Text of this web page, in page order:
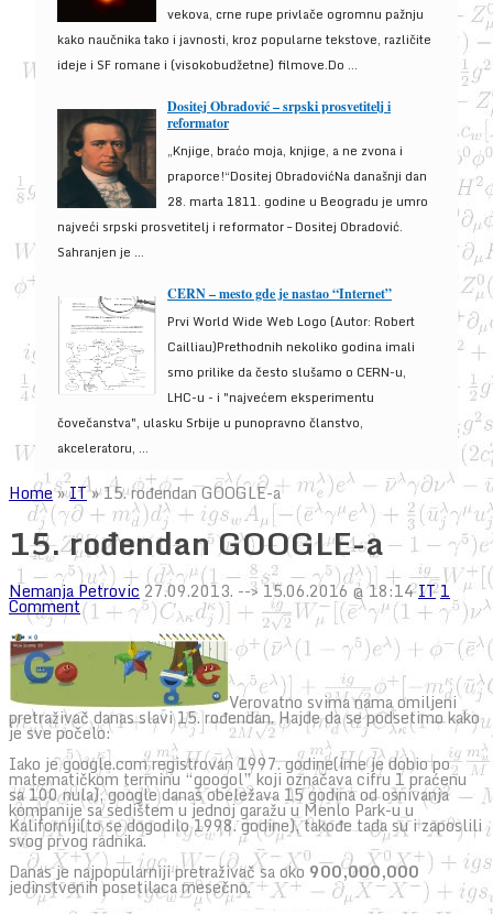
vekova, crne rupe privlače ogromnu pažnju
kako naučnika tako i javnosti, kroz popularne tekstove, različite
ideje i SF romane i (visokobudžetne) filmove.Do ...
Dositej Obradović – srpski prosvetitelj i
reformator
„Knjige, braćo moja, knjige, a ne zvona i
praporce!“Dositej ObradovićNa današnji dan
28. marta 1811. godine u Beogradu je umro
najveći srpski prosvetitelj i reformator – Dositej Obradović.
Sahranjen je ...
CERN – mesto gde je nastao “Internet”
Prvi World Wide Web Logo (Autor: Robert
Cailliau)Prethodnih nekoliko godina imali
smo prilike da često slušamo o CERN-u,
LHC-u - i "najvećem eksperimentu
čovečanstva", ulasku Srbije u punopravno članstvo,
akceleratoru, ...
Home»IT»15. rođendan GOOGLE-a
15. rođendan GOOGLE-a
Nemanja Petrovic 27.09.2013. --> 15.06.2016 @ 18:14 IT 1
Comment
Verovatno svima nama omiljeni
pretraživač danas slavi 15. rođendan. Hajde da se podsetimo kako
je sve počelo:
Iako je google.com registrovan 1997. godine(ime je dobio po
matematičkom terminu “googol” koji označava cifru 1 praćenu
sa 100 nula), google danas obeležava 15 godina od osnivanja
kompanije sa sedištem u jednoj garažu u Menlo Park-u u
Kaliforniji(to se dogodilo 1998. godine), takođe tada su i zaposlili
svog prvog radnika.
Danas je najpopularniji pretraživač sa oko 900,000,000
jedinstvenih posetilaca mesečno.